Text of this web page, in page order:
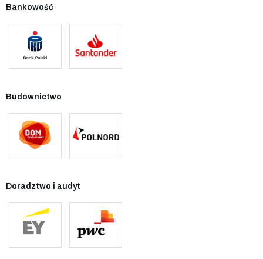
Bankowość
Budownictwo
Doradztwo i audyt